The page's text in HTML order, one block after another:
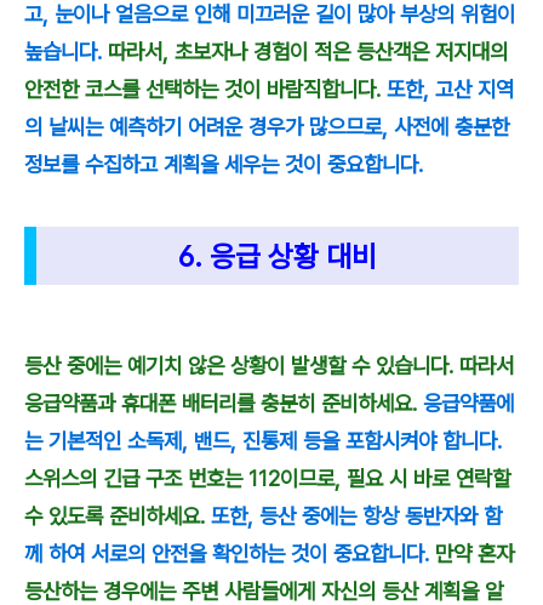
고, 눈이나 얼음으로 인해 미끄러운 길이 많아 부상의 위험이
높습니다. 따라서, 초보자나 경험이 적은 등산객은 저지대의
안전한 코스를 선택하는 것이 바람직합니다. 또한, 고산 지역
의 날씨는 예측하기 어려운 경우가 많으므로, 사전에 충분한
정보를 수집하고 계획을 세우는 것이 중요합니다.
6. 응급 상황 대비
등산 중에는 예기치 않은 상황이 발생할 수 있습니다. 따라서
응급약품과 휴대폰 배터리를 충분히 준비하세요. 응급약품에
는 기본적인 소독제, 밴드, 진통제 등을 포함시켜야 합니다.
스위스의 긴급 구조 번호는 112이므로, 필요 시 바로 연락할
수 있도록 준비하세요. 또한, 등산 중에는 항상 동반자와 함
께 하여 서로의 안전을 확인하는 것이 중요합니다. 만약 혼자
등산하는 경우에는 주변 사람들에게 자신의 등산 계획을 알